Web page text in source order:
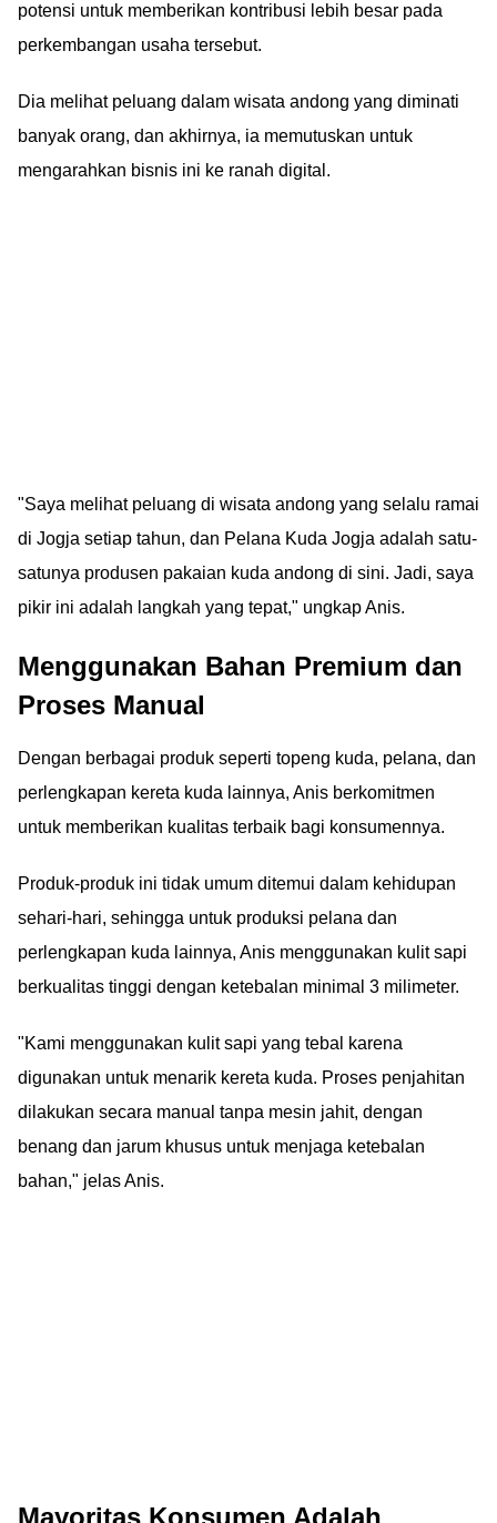
potensi untuk memberikan kontribusi lebih besar pada
perkembangan usaha tersebut.
Dia melihat peluang dalam wisata andong yang diminati
banyak orang, dan akhirnya, ia memutuskan untuk
mengarahkan bisnis ini ke ranah digital.
"Saya melihat peluang di wisata andong yang selalu ramai
di Jogja setiap tahun, dan Pelana Kuda Jogja adalah satu-
satunya produsen pakaian kuda andong di sini. Jadi, saya
pikir ini adalah langkah yang tepat," ungkap Anis.
Menggunakan Bahan Premium dan
Proses Manual
Dengan berbagai produk seperti topeng kuda, pelana, dan
perlengkapan kereta kuda lainnya, Anis berkomitmen
untuk memberikan kualitas terbaik bagi konsumennya.
Produk-produk ini tidak umum ditemui dalam kehidupan
sehari-hari, sehingga untuk produksi pelana dan
perlengkapan kuda lainnya, Anis menggunakan kulit sapi
berkualitas tinggi dengan ketebalan minimal 3 milimeter.
"Kami menggunakan kulit sapi yang tebal karena
digunakan untuk menarik kereta kuda. Proses penjahitan
dilakukan secara manual tanpa mesin jahit, dengan
benang dan jarum khusus untuk menjaga ketebalan
bahan," jelas Anis.
Mayoritas Konsumen Adalah